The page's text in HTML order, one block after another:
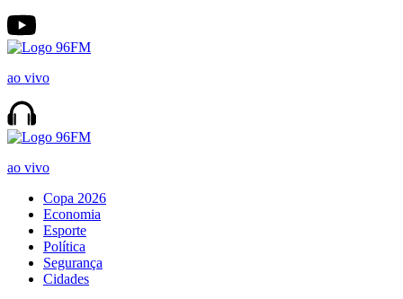
ao vivo
ao vivo
Copa 2026
Economia
Esporte
Política
Segurança
Cidades